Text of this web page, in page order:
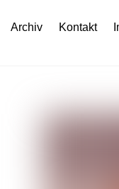
Archiv Kontakt